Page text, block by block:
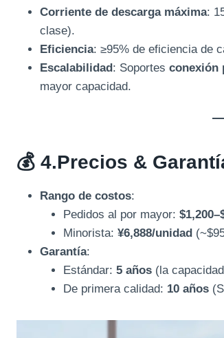
Corriente de descarga máxima:
clase).
Eficiencia: ≥95% de eficiencia de
Escalabilidad: Soportes conexión
mayor capacidad.
💰 4.Precios &
Rango de costos:
Pedidos al por mayor:
Minorista: ¥6,888/unidad
Garantía:
Estándar: 5 años (la
De primera calidad: 10 años